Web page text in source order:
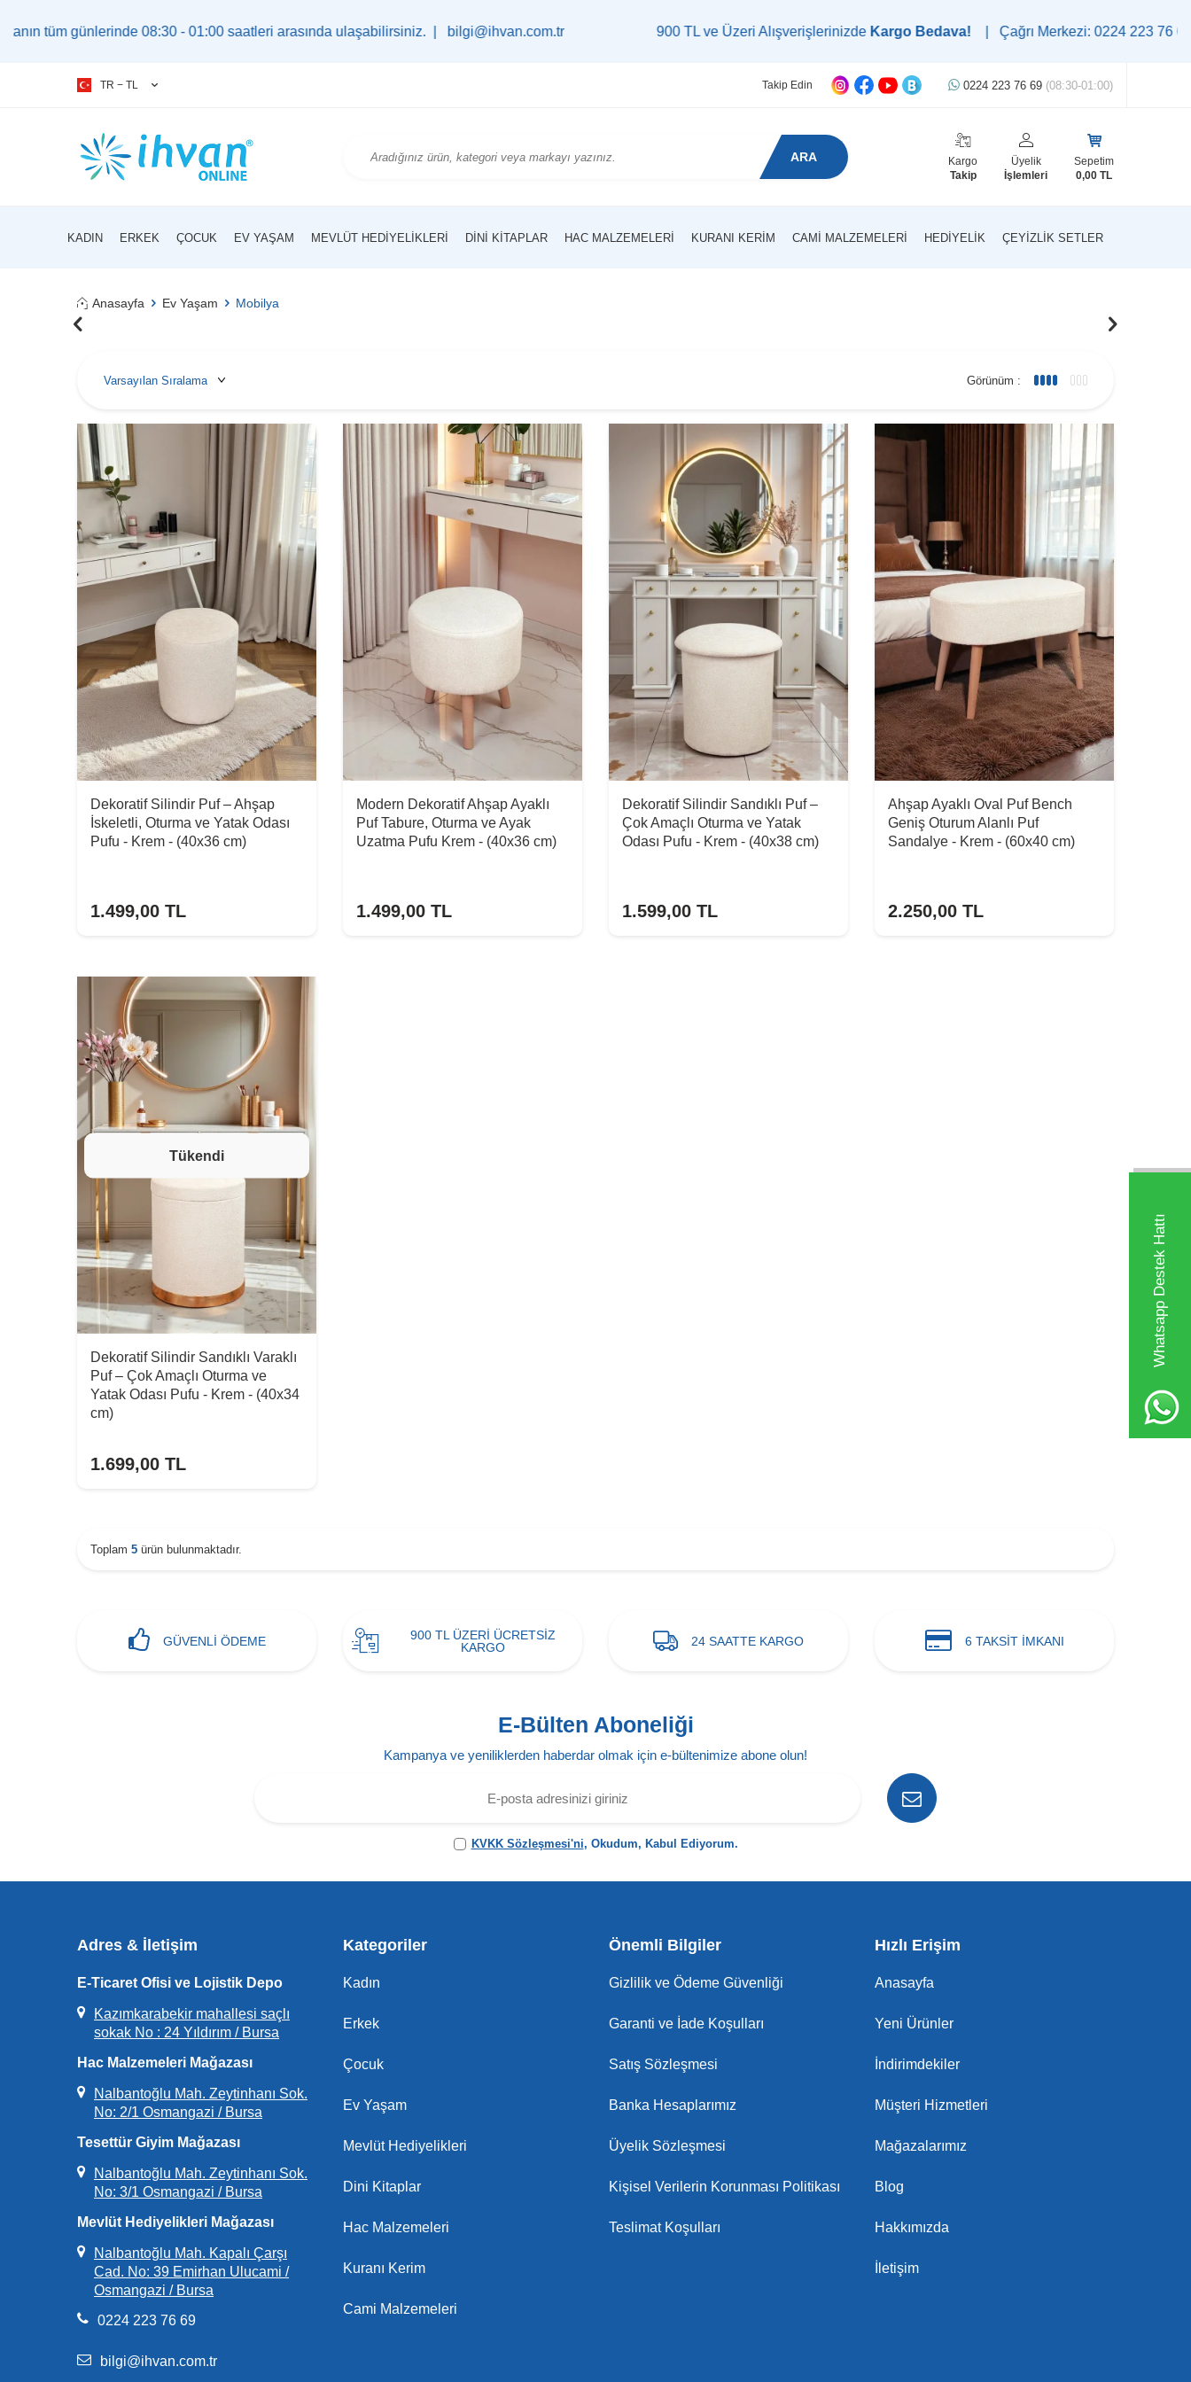
Whatsapp Destek Hattı
günlerinde 08:30 - 01:00 saatleri arasında ulaşabilirsiniz. |bilgi@ihvan.com.tr 900 TL ve Üzeri AlışverişlerinizdeKargo Bedava!| Çağrı Merkezi: 0224 223 76 69 |
TR − TL Takip Edin 0224 223 76 69 (08:30-01:00)
ARA
Kargo
Takip
Üyelik
İşlemleri
Sepetim
0,00 TL
KADIN ERKEK ÇOCUK EV YAŞAM MEVLÜT HEDIYELIKLERI DINI KITAPLAR HAC MALZEMELERI KURANI KERIM CAMI MALZEMELERI HEDIYELIK ÇEYIZLIK SETLER
Anasayfa Ev Yaşam Mobilya
Görünüm :
Dekoratif Silindir Puf – Ahşap
İskeletli, Oturma ve Yatak Odası
Pufu - Krem - (40x36 cm)
1.499,00 TL
Modern Dekoratif Ahşap Ayaklı
Puf Tabure, Oturma ve Ayak
Uzatma Pufu Krem - (40x36 cm)
1.499,00 TL
Dekoratif Silindir Sandıklı Puf –
Çok Amaçlı Oturma ve Yatak
Odası Pufu - Krem - (40x38 cm)
1.599,00 TL
Ahşap Ayaklı Oval Puf Bench
Geniş Oturum Alanlı Puf
Sandalye - Krem - (60x40 cm)
2.250,00 TL
Tükendi
Dekoratif Silindir Sandıklı Varaklı
Puf – Çok Amaçlı Oturma ve
Yatak Odası Pufu - Krem - (40x34
cm)
1.699,00 TL
Toplam 5 ürün bulunmaktadır.
GÜVENLİ ÖDEME
900 TL ÜZERİ ÜCRETSİZ
KARGO
24 SAATTE KARGO 6 TAKSİT İMKANI
E-Bülten Aboneliği
Kampanya ve yeniliklerden haberdar olmak için e-bültenimize abone olun!
KVKK Sözleşmesi'ni, Okudum, Kabul Ediyorum.
Adres & İletişim
E-Ticaret Ofisi ve Lojistik Depo
Kazımkarabekir mahallesi saçlı
sokak No : 24 Yıldırım / Bursa
Hac Malzemeleri Mağazası
Nalbantoğlu Mah. Zeytinhanı Sok.
No: 2/1 Osmangazi / Bursa
Tesettür Giyim Mağazası
Nalbantoğlu Mah. Zeytinhanı Sok.
No: 3/1 Osmangazi / Bursa
Mevlüt Hediyelikleri Mağazası
Nalbantoğlu Mah. Kapalı Çarşı
Cad. No: 39 Emirhan Ulucami /
Osmangazi / Bursa
0224 223 76 69
bilgi@ihvan.com.tr
Kategoriler
Kadın
Erkek
Çocuk
Ev Yaşam
Mevlüt Hediyelikleri
Dini Kitaplar
Hac Malzemeleri
Kuranı Kerim
Cami Malzemeleri
Önemli Bilgiler
Gizlilik ve Ödeme Güvenliği
Garanti ve İade Koşulları
Satış Sözleşmesi
Banka Hesaplarımız
Üyelik Sözleşmesi
Kişisel Verilerin Korunması Politikası
Teslimat Koşulları
Hızlı Erişim
Anasayfa
Yeni Ürünler
İndirimdekiler
Müşteri Hizmetleri
Mağazalarımız
Blog
Hakkımızda
İletişim